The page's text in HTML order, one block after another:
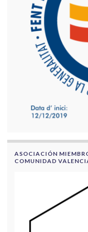
ASOCIACIÓN
COMUNIDAD